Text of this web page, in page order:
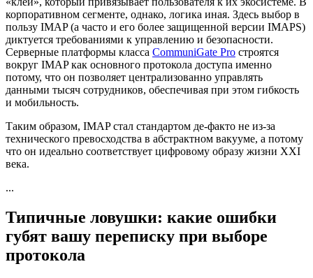
корпоративном сегменте, однако, логика иная. Здесь выбор в
пользу IMAP (а часто и его более защищенной версии IMAPS)
диктуется требованиями к управлению и безопасности.
Серверные платформы класса CommuniGate Pro строятся
вокруг IMAP как основного протокола доступа именно
потому, что он позволяет централизованно управлять
данными тысяч сотрудников, обеспечивая при этом гибкость
и мобильность.
Таким образом, IMAP стал стандартом де-факто не из-за
технического превосходства в абстрактном вакууме, а потому
что он идеально соответствует цифровому образу жизни XXI
века.
...
Типичные ловушки: какие ошибки
губят вашу переписку при выборе
протокола